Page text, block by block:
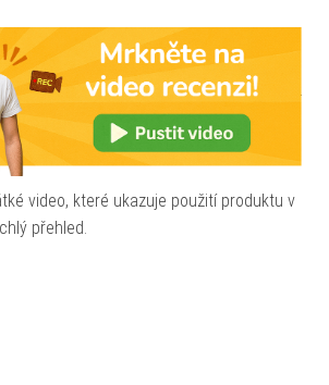
video, které ukazuje použití produktu v
přehled.